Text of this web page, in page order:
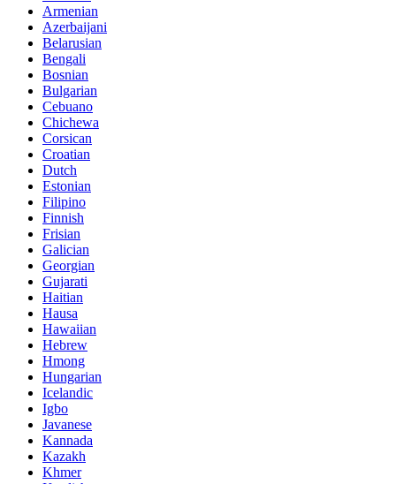
Armenian
Azerbaijani
Belarusian
Bengali
Bosnian
Bulgarian
Cebuano
Chichewa
Corsican
Croatian
Dutch
Estonian
Filipino
Finnish
Frisian
Galician
Georgian
Gujarati
Haitian
Hausa
Hawaiian
Hebrew
Hmong
Hungarian
Icelandic
Igbo
Javanese
Kannada
Kazakh
Khmer